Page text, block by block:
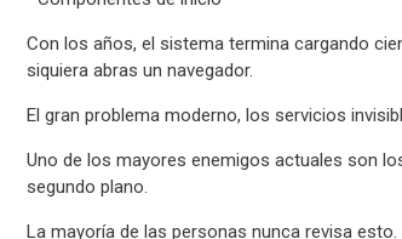
Con los años, el sistema termina cargando
siquiera abras un navegador.
El gran problema moderno, los servicios
Uno de los mayores enemigos actuales son
segundo plano.
La mayoría de las personas nunca revisa esto.